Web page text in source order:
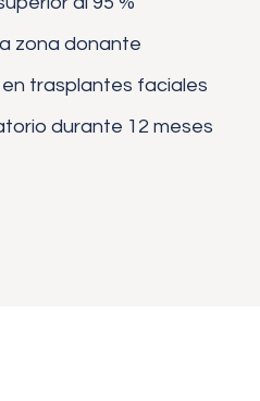
zona donante
trasplantes faciales
durante 12 meses